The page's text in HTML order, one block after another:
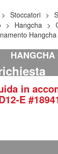
Stoccatori
Hangcha
HANGCHA
in
E